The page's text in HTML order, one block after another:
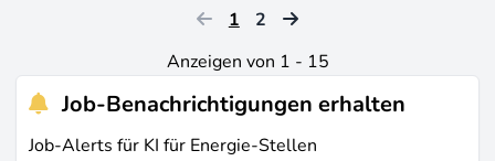
1
2
Anzeigen von 1 - 15
Job-Benachrichtigungen erhalten
Job-Alerts für KI für Energie-Stellen